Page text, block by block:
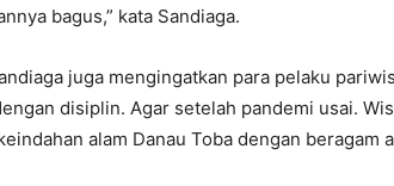
bagus,” kata Sandiaga.
juga mengingatkan para pelaku
disiplin. Agar setelah pandemi usai.
alam Danau Toba dengan beragam